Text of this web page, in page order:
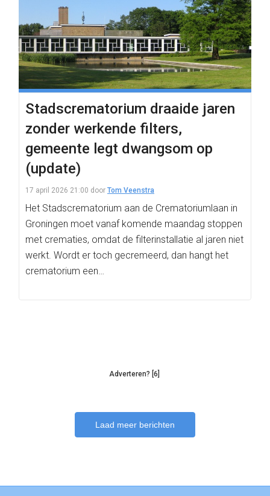
Stadscrematorium draaide jaren
zonder werkende filters,
gemeente legt dwangsom op
(update)
17 april 2026 21:00 door Tom Veenstra
Het Stadscrematorium aan de Crematoriumlaan in
Groningen moet vanaf komende maandag stoppen
met crematies, omdat de filterinstallatie al jaren niet
werkt. Wordt er toch gecremeerd, dan hangt het
crematorium een…
Adverteren? [6]
Laad meer berichten